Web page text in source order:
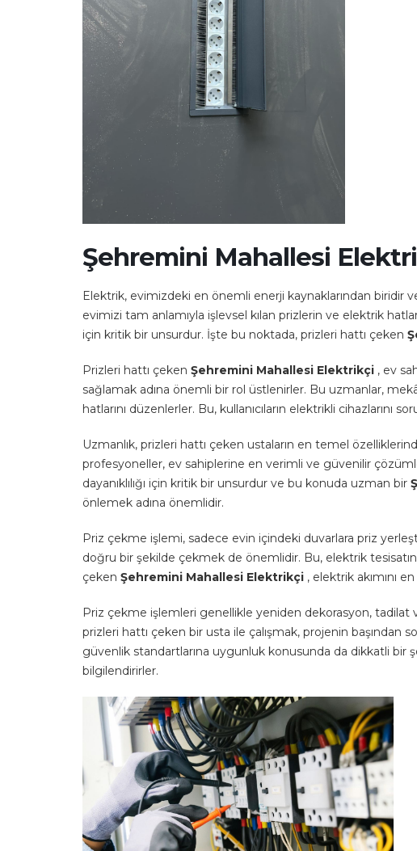
Şehremini Mahallesi
Elektrik, evimizdeki en önemli enerji kaynaklarından biridir
evimizi tam anlamıyla işlevsel kılan prizlerin ve elektrik
için kritik bir unsurdur. İşte bu noktada, prizleri hattı çeken
Prizleri hattı çeken Şehremini Mahallesi Elektrikçi , ev
sağlamak adına önemli bir rol üstlenirler. Bu uzmanlar,
hatlarını düzenlerler. Bu, kullanıcıların elektrikli cihazlarını
Uzmanlık, prizleri hattı çeken ustaların en temel
profesyoneller, ev sahiplerine en verimli ve güvenilir
dayanıklılığı için kritik bir unsurdur ve bu konuda uzman bir
önlemek adına önemlidir.
Priz çekme işlemi, sadece evin içindeki duvarlara priz
doğru bir şekilde çekmek de önemlidir. Bu, elektrik
çeken Şehremini Mahallesi Elektrikçi , elektrik akımını
Priz çekme işlemleri genellikle yeniden dekorasyon, tadilat
prizleri hattı çeken bir usta ile çalışmak, projenin başından
güvenlik standartlarına uygunluk konusunda da dikkatli bir
bilgilendirirler.